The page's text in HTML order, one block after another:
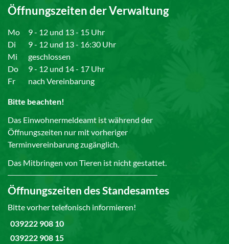
Öffnungszeiten der Verwaltung
Mo
9 - 12 und 13 - 15 Uhr
Di
9 - 12 und 13 - 16:30 Uhr
Mi
geschlossen
Do
9 - 12 und 14 - 17 Uhr
Fr
nach Vereinbarung
Bitte beachten!
Das Einwohnermeldeamt ist während der
Öffnungszeiten nur mit vorheriger
Terminvereinbarung zugänglich.
Das Mitbringen von Tieren ist nicht gestattet.
Öffnungszeiten des Standesamtes
Bitte vorher telefonisch informieren!
039222 908 10
039222 908 15